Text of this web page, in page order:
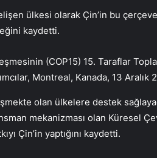
ülkesi olarak Çin’in bu
kaydetti.
(COP15) 15. Taraflar
Montreal, Kanada, 13
olan ülkelere destek
mekanizması olan Küresel
Çin’in yaptığını kaydetti.